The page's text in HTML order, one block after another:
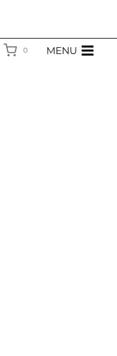
0 MENU